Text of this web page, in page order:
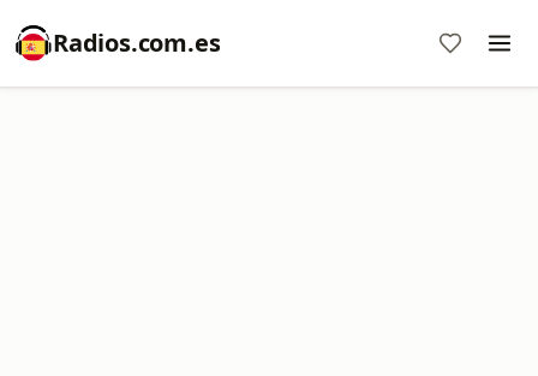
Radios.com.es